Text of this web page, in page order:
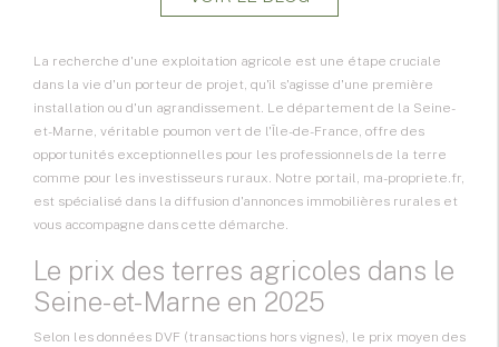
La recherche d'une exploitation agricole est une étape cruciale
dans la vie d'un porteur de projet, qu'il s'agisse d'une première
installation ou d'un agrandissement. Le département de la Seine-
et-Marne, véritable poumon vert de l'Île-de-France, offre des
opportunités exceptionnelles pour les professionnels de la terre
comme pour les investisseurs ruraux. Notre portail, ma-propriete.fr,
est spécialisé dans la diffusion d'annonces immobilières rurales et
vous accompagne dans cette démarche.
Le prix des terres agricoles dans le
Seine-et-Marne en 2025
Selon les données DVF (transactions hors vignes), le prix moyen des